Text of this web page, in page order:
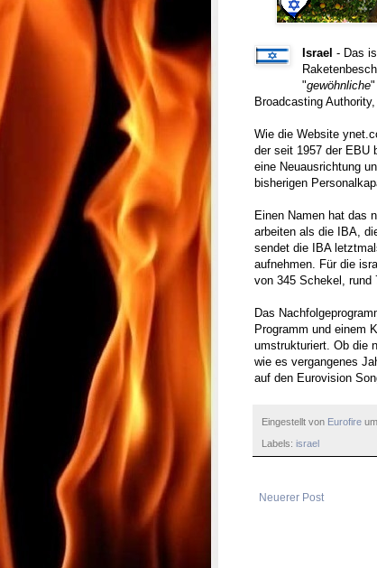
Israel - Das
"gewöhnliche"
Broadcasting
Wie die Website
der seit 1957 der EBU
eine Neuausrichtung
bisherigen
Einen Namen hat das
arbeiten als die IBA,
sendet die IBA
aufnehmen. Für die
von 345 Schekel, rund
Das
Programm und einem
umstrukturiert. Ob die
wie es vergangenes
auf den Eurovision
Eingestellt von Eurofire um
Labels: israel
Neuerer Post